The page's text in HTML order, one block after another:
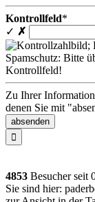
Kontrollfeld*
✓ ✗
Spamschutz: Bitte
Kontrollfeld!
Zu Ihrer
denen Sie mit

4853 Besucher seit
Sie sind hier: